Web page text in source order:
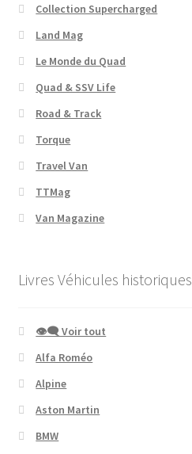
Collection Supercharged
Land Mag
Le Monde du Quad
Quad & SSV Life
Road & Track
Torque
Travel Van
TTMag
Van Magazine
Livres Véhicules historiques
👁‍🗨 Voir tout
Alfa Roméo
Alpine
Aston Martin
BMW